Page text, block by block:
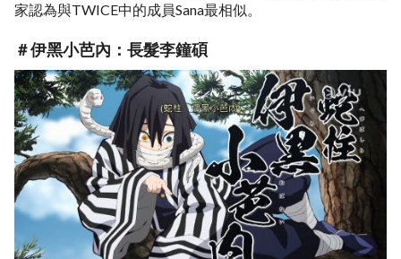
家認為與TWICE中的成員Sana最相似。
＃伊黑小芭內：長髮李鐘碩